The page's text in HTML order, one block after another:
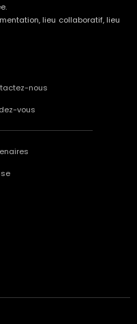
lieu collaboratif, lieu
nous
vous